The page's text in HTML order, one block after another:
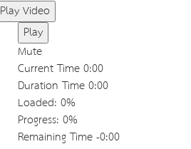
Play Video
Play
Mute
Current Time0:00
Duration Time0:00
Loaded: 0%
Progress: 0%
Remaining Time-0:00